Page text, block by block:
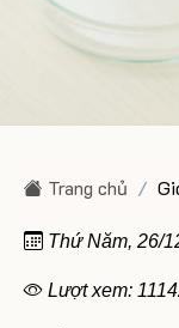
Trang chủ
Thứ Năm, 26/
Lượt xem: